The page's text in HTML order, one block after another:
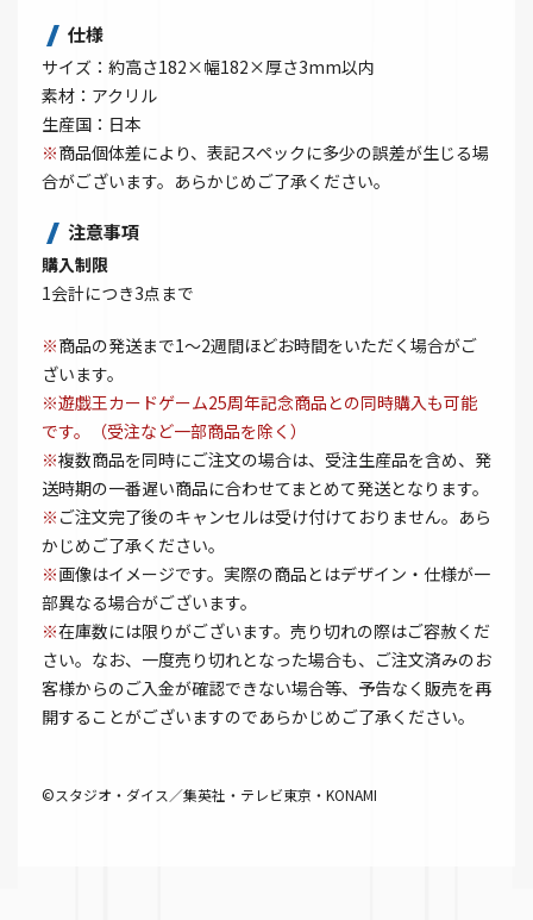
仕様
サイズ：約高さ182×幅182×厚さ3mm以内
素材：アクリル
生産国：日本
※商品個体差により、表記スペックに多少の誤差が生じる場
合がございます。あらかじめご了承ください。
注意事項
購入制限
1会計につき3点まで
※商品の発送まで1～2週間ほどお時間をいただく場合がご
ざいます。
※遊戯王カードゲーム25周年記念商品との同時購入も可能
です。（受注など一部商品を除く）
※複数商品を同時にご注文の場合は、受注生産品を含め、発
送時期の一番遅い商品に合わせてまとめて発送となります。
※ ご注文完了後のキャンセルは受け付けておりません。あら
かじめご了承ください。
※画像はイメージです。実際の商品とはデザイン・仕様が一
部異なる場合がございます。
※在庫数には限りがございます。売り切れの際はご容赦くだ
さい。なお、一度売り切れとなった場合も、ご注文済みのお
客様からのご入金が確認できない場合等、予告なく販売を再
開することがございますのであらかじめご了承ください。
©スタジオ・ダイス／集英社・テレビ東京・KONAMI